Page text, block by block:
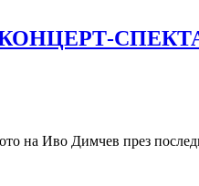
на Иво Димчев през